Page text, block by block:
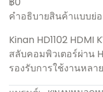
คำอธิบายสินค้าแบบย่อ
Kinan HD1102
สลับคอมพิวเตอร์ผ่าน
รองรับการใช้งานหล